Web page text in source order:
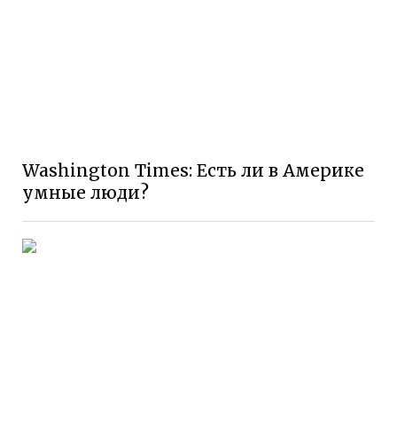
Washington Times: Есть ли в Америке
умные люди?